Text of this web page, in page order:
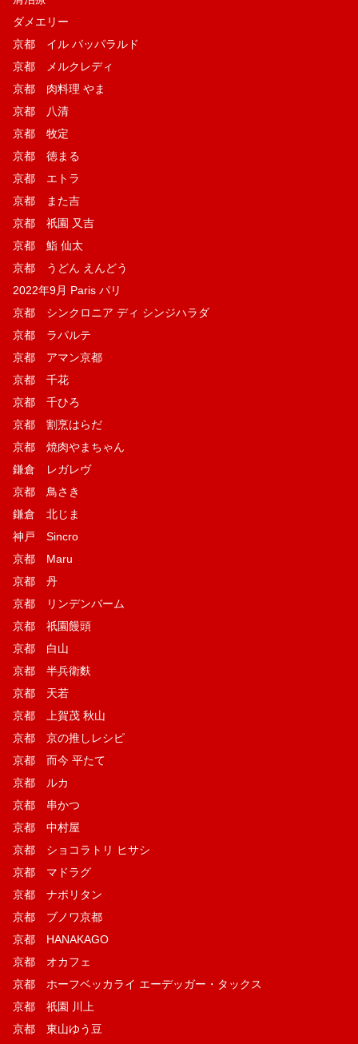
ダメエリー
京都 イル パッパラルド
京都 メルクレディ
京都 肉料理 やま
京都 八清
京都 牧定
京都 徳まる
京都 エトラ
京都 また吉
京都 祇園 又吉
京都 鮨 仙太
京都 うどん えんどう
2022年9月 Paris パリ
京都 シンクロニア ディ シンジハラダ
京都 ラパルテ
京都 アマン京都
京都 千花
京都 千ひろ
京都 割烹はらだ
京都 焼肉やまちゃん
鎌倉 レガレヴ
京都 鳥さき
鎌倉 北じま
神戸 Sincro
京都 Maru
京都 丹
京都 リンデンバーム
京都 祇園饅頭
京都 白山
京都 半兵衛麩
京都 天若
京都 上賀茂 秋山
京都 京の推しレシピ
京都 而今 平たて
京都 ルカ
京都 串かつ
京都 中村屋
京都 ショコラトリ ヒサシ
京都 マドラグ
京都 ナポリタン
京都 ブノワ京都
京都 HANAKAGO
京都 オカフェ
京都 ホーフベッカライ エーデッガー・タックス
京都 祇園 川上
京都 東山ゆう豆